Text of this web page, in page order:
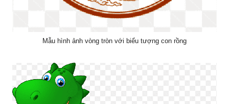
Mẫu hình ảnh vòng tròn với biểu tượng con rồng